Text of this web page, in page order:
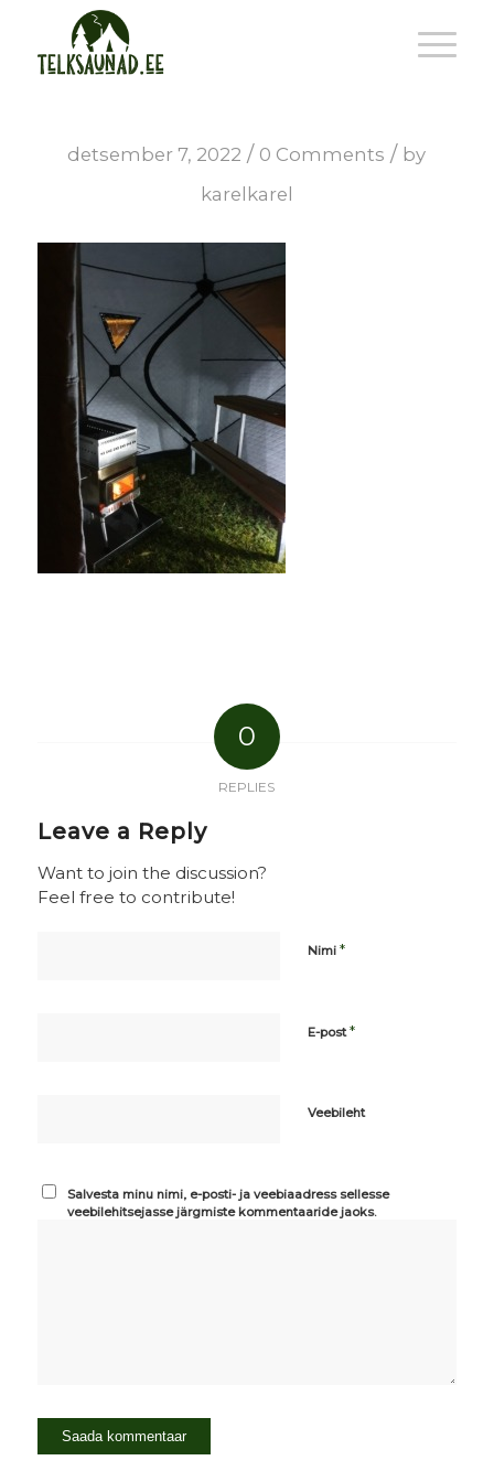
detsember 7, 2022 / 0 Comments / by
karelkarel
0
REPLIES
Leave a Reply
Want to join the discussion?
Feel free to contribute!
Nimi *
E-post*
Veebileht
Salvesta minu nimi, e-posti- ja veebiaadress sellesse
veebilehitsejasse järgmiste kommentaaride jaoks.